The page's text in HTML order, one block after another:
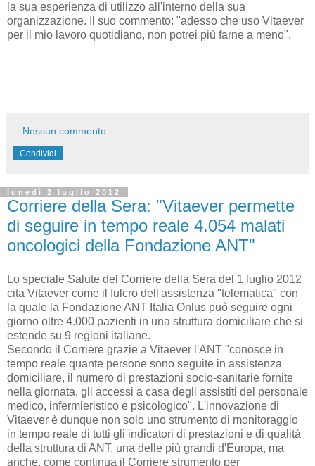
la sua esperienza di utilizzo all'interno della sua
organizzazione. Il suo commento: "adesso che uso Vitaever
per il mio lavoro quotidiano, non potrei più farne a meno".
Nessun commento:
Condividi
lunedì 2 luglio 2012
Corriere della Sera: "Vitaever permette
di seguire in tempo reale 4.054 malati
oncologici della Fondazione ANT"
Lo speciale Salute del Corriere della Sera del 1 luglio 2012
cita Vitaever come il fulcro dell'assistenza "telematica" con
la quale la Fondazione ANT Italia Onlus può seguire ogni
giorno oltre 4.000 pazienti in una struttura domiciliare che si
estende su 9 regioni italiane.
Secondo il Corriere grazie a Vitaever l'ANT "conosce in
tempo reale quante persone sono seguite in assistenza
domiciliare, il numero di prestazioni socio-sanitarie fornite
nella giornata, gli accessi a casa degli assistiti del personale
medico, infermieristico e psicologico". L'innovazione di
Vitaever è dunque non solo uno strumento di monitoraggio
in tempo reale di tutti gli indicatori di prestazioni e di qualità
della struttura di ANT, una delle più grandi d'Europa, ma
anche, come continua il Corriere strumento per